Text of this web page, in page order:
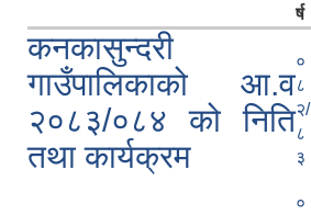
र्ष
कनकासुन्दरी
गाउँपालिकाको आ.व
२०८३/०८४ को निति
तथा कार्यक्रम
०
८
२/
८
३
०